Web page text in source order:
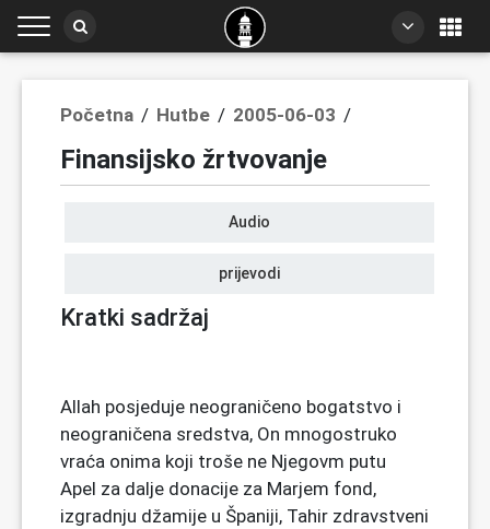
Početna / Hutbe / 2005-06-03 /
Finansijsko žrtvovanje
Audio
prijevodi
Kratki sadržaj
Allah posjeduje neograničeno bogatstvo i
neograničena sredstva, On mnogostruko
vraća onima koji troše ne Njegovm putu
Apel za dalje donacije za Marjem fond,
izgradnju džamije u Španiji, Tahir zdravstveni